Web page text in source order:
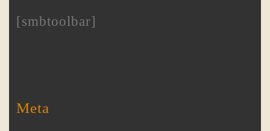
[smbtoolbar]
Meta